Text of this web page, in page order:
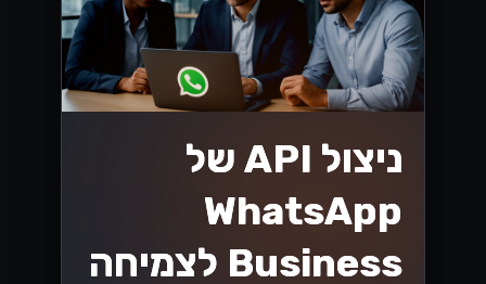
ניצול API של
WhatsApp
Business לצמיחה